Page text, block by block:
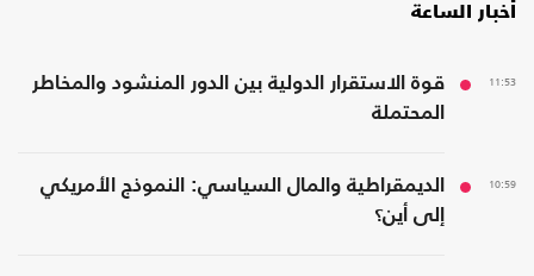
أخبار الساعة
11:53
قوة الاستقرار الدولية بين الدور المنشود والمخاطر
المحتملة
10:59
الديمقراطية والمال السياسي: النموذج الأمريكي
إلى أين؟